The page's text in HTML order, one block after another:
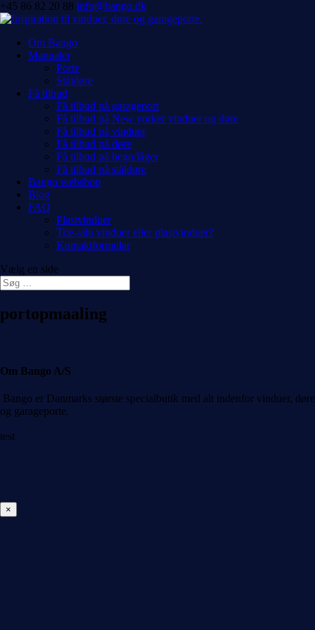
+45 86 82 20 88 info@bango.dk
Om Bango
Manualer
Porte
Ståldøre
Få tilbud
Få tilbud på garageport
Få tilbud på New yorker vinduer og døre
Få tilbud på vinduer
Få tilbud på døre
Få tilbud på hegn/låger
Få tilbud på ståldøre
Bango webshop
Blog
FAQ
Plastvinduer
Træ-/alu vinduer eller plastvinduer?
Kontaktformular
Vælg en side
portopmaaling
Om Bango A/S
Bango er Danmarks største specialbutik med alt indenfor vinduer, døre
og garageporte.
test
×